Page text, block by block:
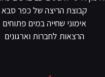
קבוצת הריצה של כפר סבא
אימוני שחייה במים פתוחים
הרצאות לחברות וארגונים